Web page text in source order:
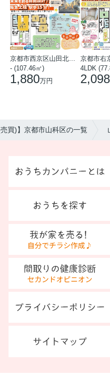
- (107.46㎡)
1,880万円
4LDK
2,098
買)】京都市山科区の一覧